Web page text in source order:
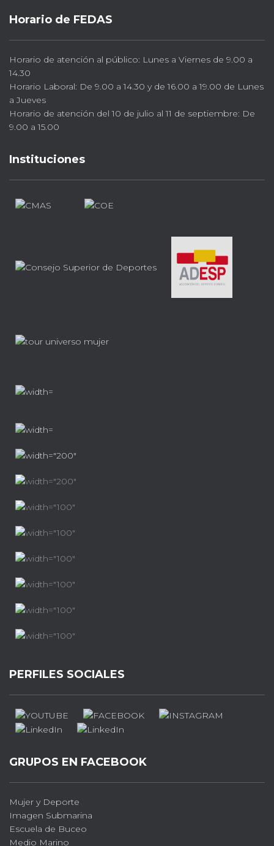
Horario de FEDAS
Horario de atención al público: Lunes a Viernes de 9.00 a
14.30
Horario Laboral: De 9.00 a 14.30 y de 16.00 a 19.00 de Lunes
a Jueves
Horario de atención del 10 de julio al 11 de septiembre: De
9.00 a 15.00
Instituciones
PERFILES SOCIALES
GRUPOS EN FACEBOOK
Mujer y Deporte
Imagen Submarina
Escuela de Buceo
Medio Marino